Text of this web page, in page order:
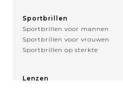
Sportbrillen
Sportbrillen voor mannen
Sportbrillen voor vrouwen
Sportbrillen op sterkte
Lenzen